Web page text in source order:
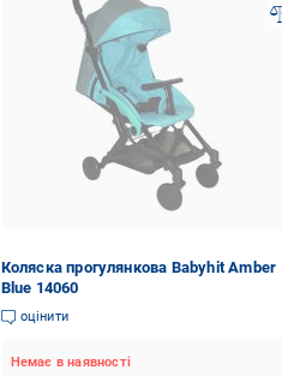
Коляска прогулянкова Babyhit Amber
Blue 14060
оцінити
Немає в наявності